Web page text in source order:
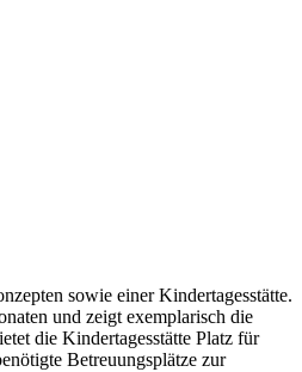
sowie einer Kindertagesstätte.
und zeigt exemplarisch die
die Kindertagesstätte Platz für
Betreuungsplätze zur